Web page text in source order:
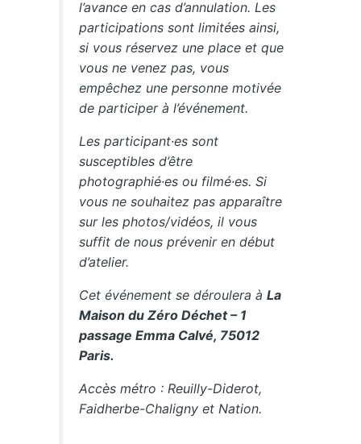
l’avance en cas d’annulation. Les
participations sont limitées ainsi,
si vous réservez une place et que
vous ne venez pas, vous
empêchez une personne motivée
de participer à l’événement.
Les participant·es sont
susceptibles d’être
photographié·es ou filmé·es. Si
vous ne souhaitez pas apparaître
sur les photos/vidéos, il vous
suffit de nous prévenir en début
d’atelier.
Cet événement se déroulera àLa
Maison du Zéro Déchet – 1
passage Emma Calvé, 75012
Paris.
Accès métro : Reuilly-Diderot,
Faidherbe-Chaligny et Nation.